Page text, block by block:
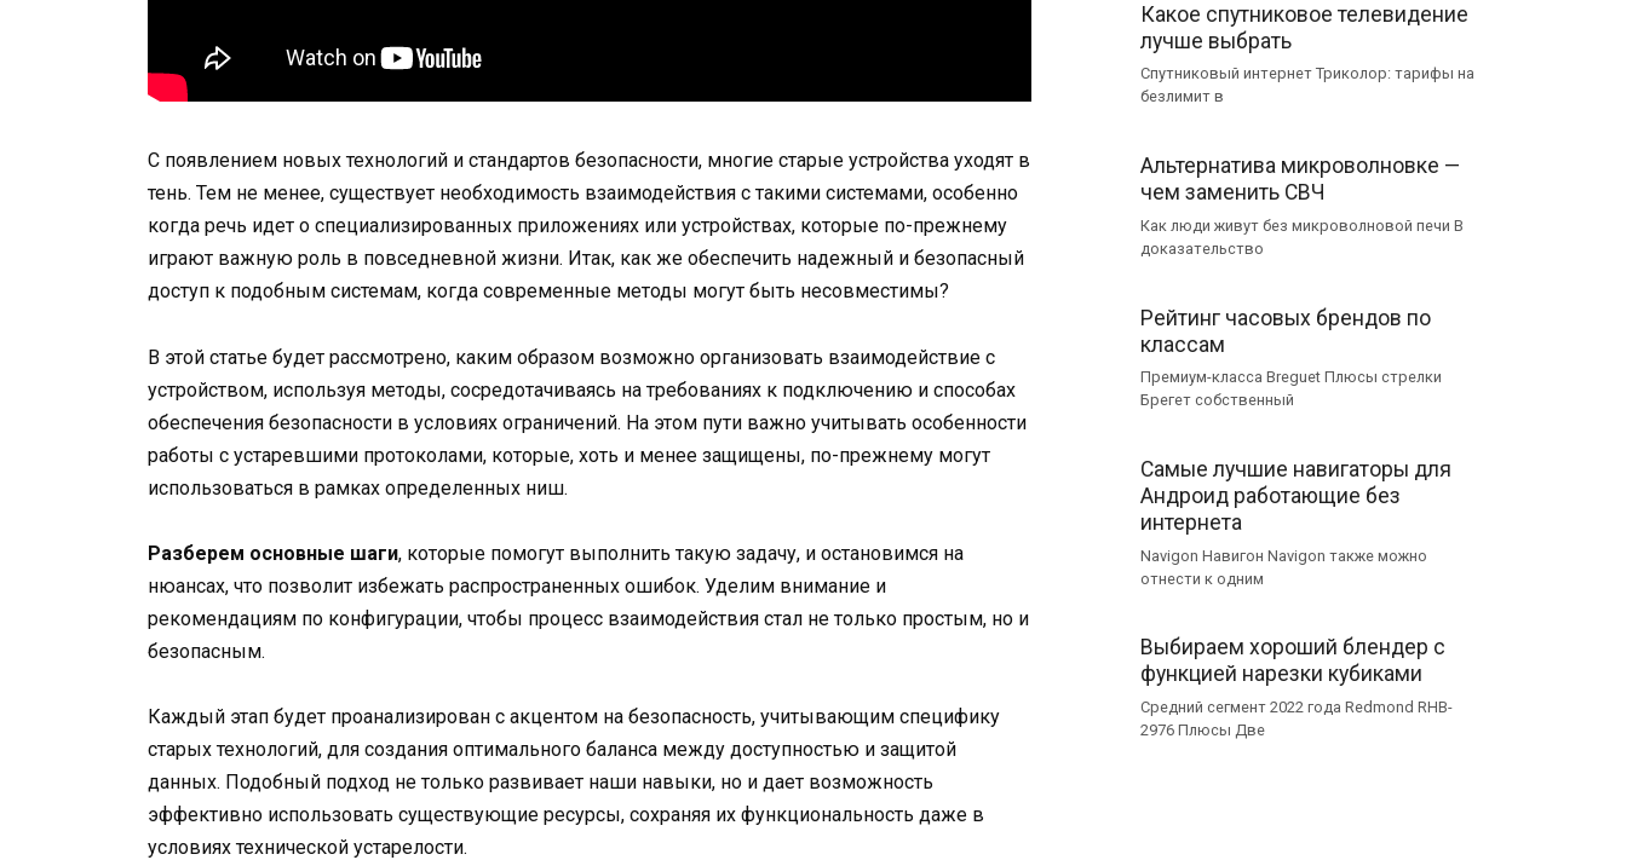
С появлением новых технологий и стандартов безопасности, многие старые устройства уходят в
тень. Тем не менее, существует необходимость взаимодействия с такими системами, особенно
когда речь идет о специализированных приложениях или устройствах, которые по-прежнему
играют важную роль в повседневной жизни. Итак, как же обеспечить надежный и безопасный
доступ к подобным системам, когда современные методы могут быть несовместимы?
В этой статье будет рассмотрено, каким образом возможно организовать взаимодействие с
устройством, используя методы, сосредотачиваясь на требованиях к подключению и способах
обеспечения безопасности в условиях ограничений. На этом пути важно учитывать особенности
работы с устаревшими протоколами, которые, хоть и менее защищены, по-прежнему могут
использоваться в рамках определенных ниш.
Разберем основные шаги, которые помогут выполнить такую задачу, и остановимся на
нюансах, что позволит избежать распространенных ошибок. Уделим внимание и
рекомендациям по конфигурации, чтобы процесс взаимодействия стал не только простым, но и
безопасным.
Каждый этап будет проанализирован с акцентом на безопасность, учитывающим специфику
старых технологий, для создания оптимального баланса между доступностью и защитой
данных. Подобный подход не только развивает наши навыки, но и дает возможность
эффективно использовать существующие ресурсы, сохраняя их функциональность даже в
условиях технической устарелости.
Какое спутниковое телевидение
лучше выбрать
Спутниковый интернет Триколор: тарифы на
безлимит в
Альтернатива микроволновке —
чем заменить СВЧ
Как люди живут без микроволновой печи В
доказательство
Рейтинг часовых брендов по
классам
Премиум-класса Breguet Плюсы стрелки
Брегет собственный
Самые лучшие навигаторы для
Андроид работающие без
интернета
Navigon Навигон Navigon также можно
отнести к одним
Выбираем хороший блендер с
функцией нарезки кубиками
Средний сегмент 2022 года Redmond RHB-
2976 Плюсы Две